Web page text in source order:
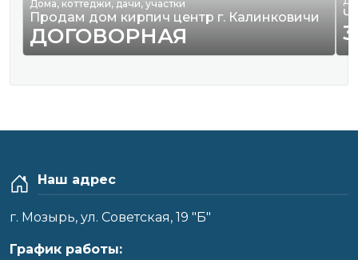
Дома, коттеджи, дачи, участки
Продам дом кирпич центр г. Калинковичи
ДОГОВОРНАЯ
Наш адрес
г. Мозырь, ул. Советская, 19 "Б"
График работы: